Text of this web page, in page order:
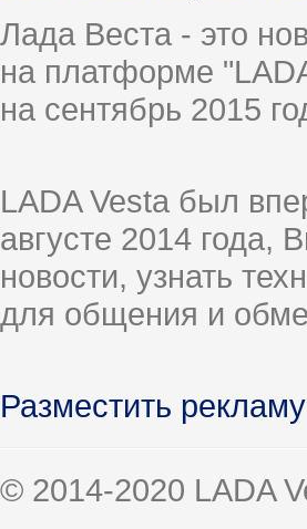
Лада Веста - это
на платформе
на сентябрь 2015
LADA Vesta был
августе 2014 года,
новости, узнать
для общения и
Разместить
© 2014-2020 LADA